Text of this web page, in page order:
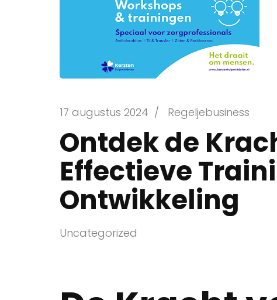
17 augustus 2024 / Regeljebusiness
Ontdek de
Effectieve
Ontwikkeling
Uncategorized